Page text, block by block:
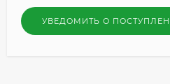
УВЕДОМИТЬ О